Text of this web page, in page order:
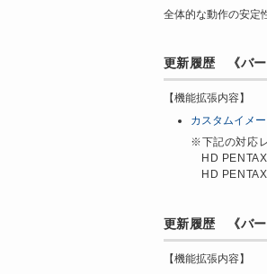
全体的な動作の安定
更新履歴 《バー
【機能拡張内容】
カスタムイメ
※下記の対応
HD
HD
更新履歴 《バー
【機能拡張内容】